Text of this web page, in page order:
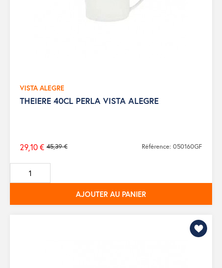
VISTA ALEGRE
THEIERE 40CL PERLA VISTA ALEGRE
Prix
de
base
45,39 €
29,10 € Référence: 050160GF
AJOUTER AU PANIER